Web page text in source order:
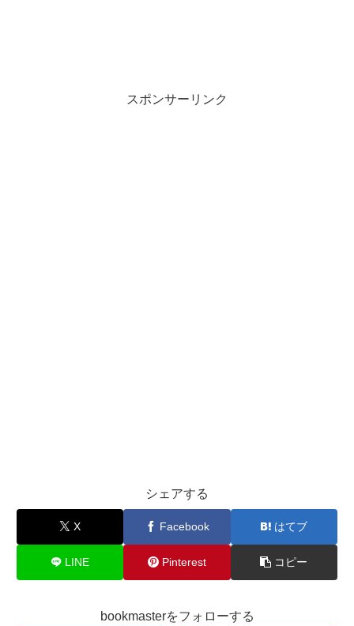
スポンサーリンク
シェアする
X Facebook はてブ
LINE Pinterest コピー
bookmasterをフォローする